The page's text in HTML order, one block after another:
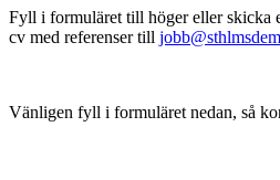
Fyll i formuläret till höger eller skicka
cv med referenser till
Vänligen fyll i formuläret nedan, så